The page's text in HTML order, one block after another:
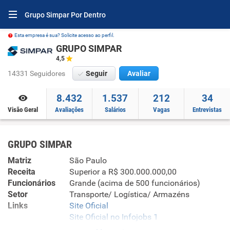
Grupo Simpar Por Dentro
Esta empresa é sua? Solicite acesso ao perfil.
GRUPO SIMPAR
4,5
14331 Seguidores Seguir Avaliar
Visão Geral
8.432
Avaliações
1.537
Salários
212
Vagas
34
Entrevistas
GRUPO SIMPAR
Matriz
São Paulo
Receita
Superior a R$ 300.000.000,00
Funcionários
Grande (acima de 500 funcionários)
Setor
Transporte/ Logística/ Armazéns
Links
Site Oficial
Site Oficial no Infojobs 1